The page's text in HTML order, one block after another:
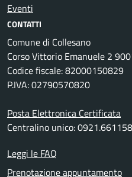
Eventi
CONTATTI
Comune di Collesano
Corso Vittorio Emanuele 2
Codice fiscale: 82000150829
P.IVA: 02790570820
Posta Elettronica Certificata
Centralino unico: 0921.661158
Leggi le FAQ
Prenotazione appuntamento